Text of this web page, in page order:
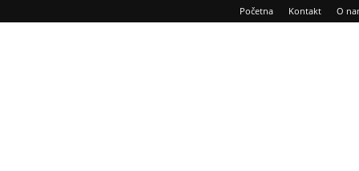
Početna Kontakt O